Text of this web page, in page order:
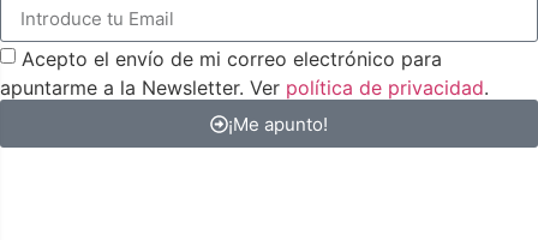
Acepto el envío de mi correo electrónico para
apuntarme a la Newsletter. Ver política de privacidad.
¡Me apunto!